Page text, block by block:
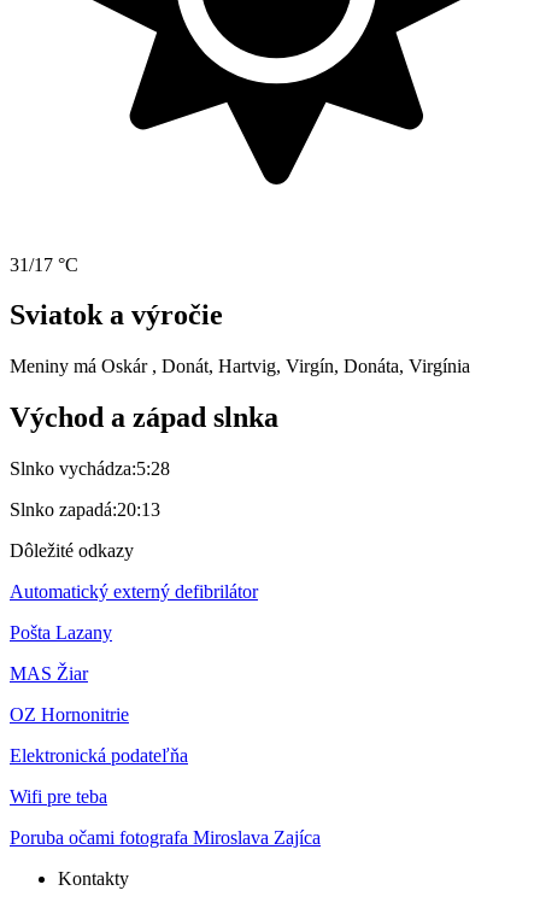
31/17 °C
Sviatok a výročie
Meniny má Oskár , Donát, Hartvig, Virgín, Donáta, Virgínia
Východ a západ slnka
Slnko vychádza:5:28
Slnko zapadá:20:13
Dôležité odkazy
Automatický externý defibrilátor
Pošta Lazany
MAS Žiar
OZ Hornonitrie
Elektronická podateľňa
Wifi pre teba
Poruba očami fotografa Miroslava Zajíca
Kontakty